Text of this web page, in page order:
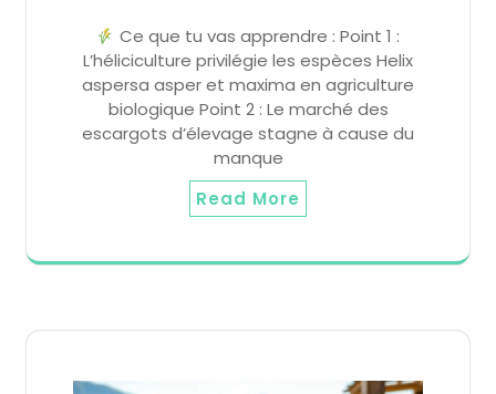
Ce que tu vas apprendre : Point 1 :
L’héliciculture privilégie les espèces Helix
aspersa asper et maxima en agriculture
biologique Point 2 : Le marché des
escargots d’élevage stagne à cause du
manque
Read More